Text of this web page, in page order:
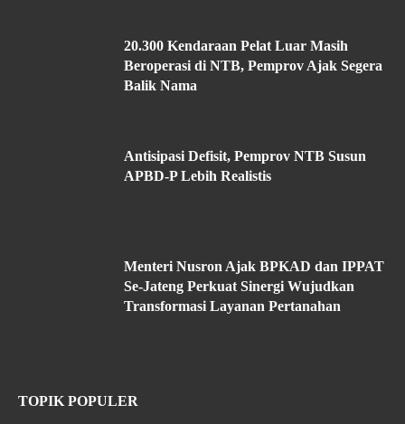
20.300 Kendaraan Pelat Luar Masih
Beroperasi di NTB, Pemprov Ajak Segera
Balik Nama
Antisipasi Defisit, Pemprov NTB Susun
APBD-P Lebih Realistis
Menteri Nusron Ajak BPKAD dan IPPAT
Se-Jateng Perkuat Sinergi Wujudkan
Transformasi Layanan Pertanahan
TOPIK POPULER